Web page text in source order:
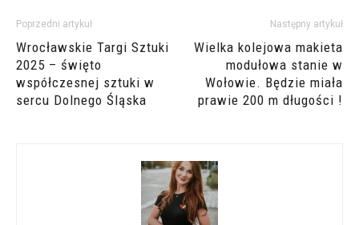
Poprzedni artykuł
Wrocławskie Targi Sztuki
2025 – święto
współczesnej sztuki w
sercu Dolnego Śląska
Następny artykuł
Wielka kolejowa makieta
modułowa stanie w
Wołowie. Będzie miała
prawie 200 m długości !